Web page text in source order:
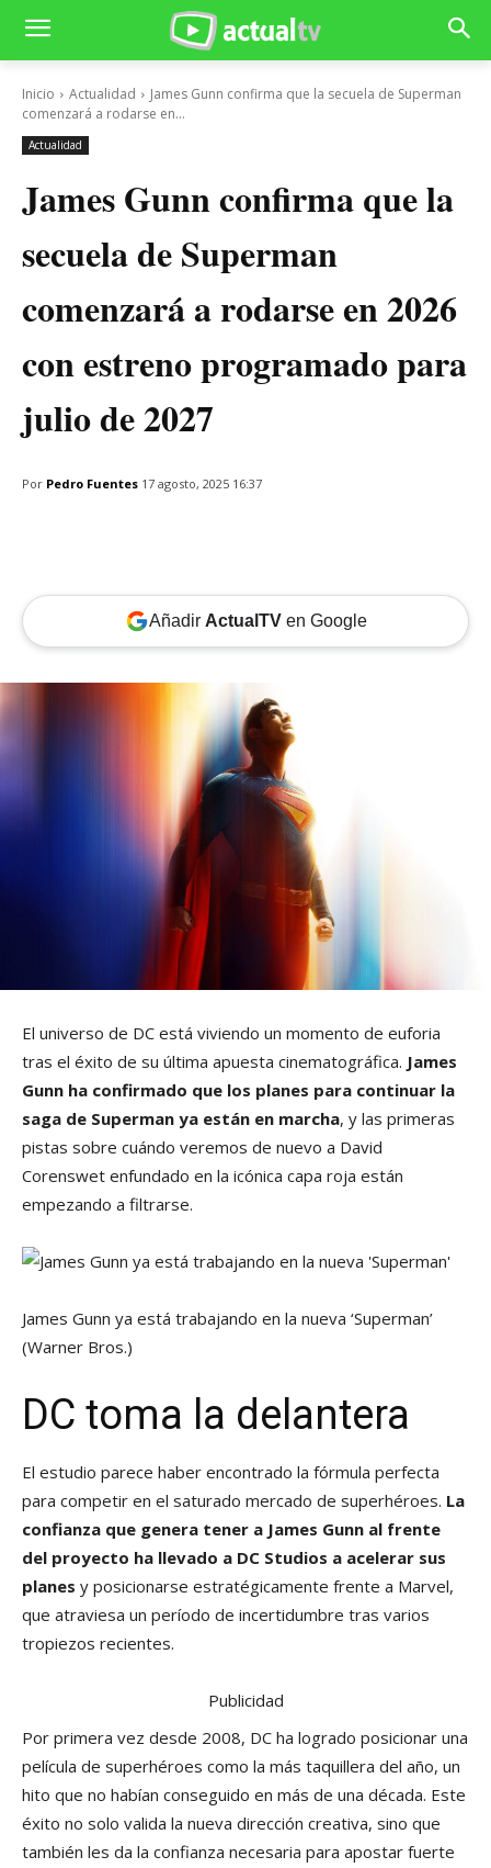
Inicio Actualidad
James Gunn confirma que la secuela de Superman
comenzará a rodarse en...
Actualidad
James Gunn confirma que la
secuela de Superman
comenzará a rodarse en 2026
con estreno programado para
julio de 2027
Por Pedro Fuentes 17 agosto, 2025 16:37
Añadir ActualTVen Google
El universo de DC está viviendo un momento de euforia
tras el éxito de su última apuesta cinematográfica. James
Gunn ha confirmado que los planes para continuar la
saga de Superman ya están en marcha, y las primeras
pistas sobre cuándo veremos de nuevo a David
Corenswet enfundado en la icónica capa roja están
empezando a filtrarse.
James Gunn ya está trabajando en la nueva ‘Superman’
(Warner Bros.)
DC toma la delantera
El estudio parece haber encontrado la fórmula perfecta
para competir en el saturado mercado de superhéroes. La
confianza que genera tener a James Gunn al frente
del proyecto ha llevado a DC Studios a acelerar sus
planes y posicionarse estratégicamente frente a Marvel,
que atraviesa un período de incertidumbre tras varios
tropiezos recientes.
Publicidad
Por primera vez desde 2008, DC ha logrado posicionar una
película de superhéroes como la más taquillera del año, un
hito que no habían conseguido en más de una década. Este
éxito no solo valida la nueva dirección creativa, sino que
también les da la confianza necesaria para apostar fuerte